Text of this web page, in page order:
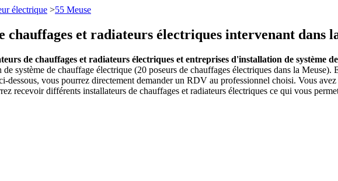
électrique >55 Meuse
chauffages et radiateurs électriques intervenant dans
de chauffages et radiateurs électriques et entreprises d'installation de système
système de chauffage électrique (20 poseurs de chauffages électriques dans la
dessous, vous pourrez directement demander un RDV au professionnel choisi. Vous
recevoir différents installateurs de chauffages et radiateurs électriques ce qui vous